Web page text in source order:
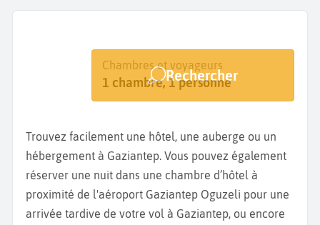
Destination
Gaziantep
Dates
Dates de votre séjour
Chambres et voyageurs
1 chambre, 1 personne
Rechercher
Trouvez facilement une hôtel, une auberge ou un
hébergement à Gaziantep. Vous pouvez également
réserver une nuit dans une chambre d’hôtel à
proximité de l'aéroport Gaziantep Oguzeli pour une
arrivée tardive de votre vol à Gaziantep, ou encore